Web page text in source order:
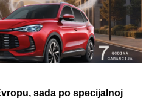
sada po specijalnoj